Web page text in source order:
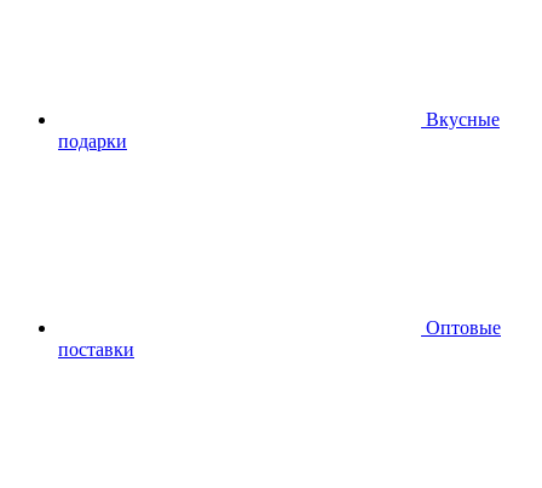
Вкусные
подарки
Оптовые
поставки